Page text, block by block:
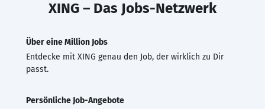
XING – Das Jobs-Netzwerk
Über eine Million Jobs
Entdecke mit XING genau den Job, der wirklich zu Dir
passt.
Persönliche Job-Angebote